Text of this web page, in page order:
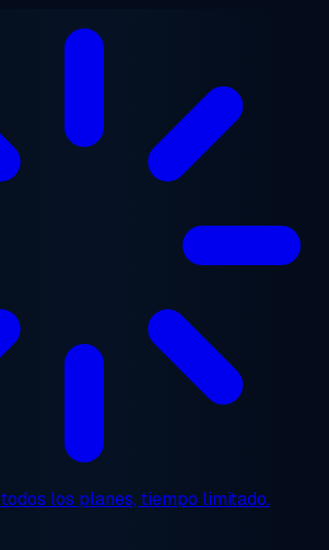
todos los planes, tiempo limitado.